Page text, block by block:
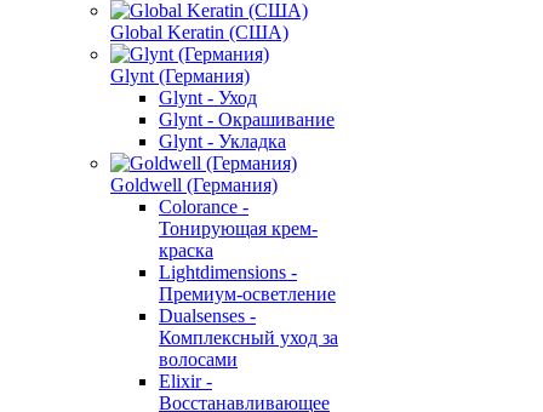
Global Keratin (США)
Glynt (Германия)
Glynt - Уход
Glynt - Окрашивание
Glynt - Укладка
Goldwell (Германия)
Colorance -
Тонирующая крем-
краска
Lightdimensions -
Премиум-осветление
Dualsenses -
Комплексный уход за
волосами
Elixir -
Восстанавливающее